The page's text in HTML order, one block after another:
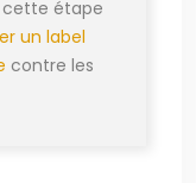
cette étape
un label
contre les